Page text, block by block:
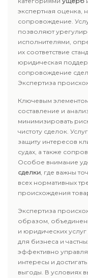
экспертная оценка,
сопровождение.
позволяют
исполнителями,
их соответствие
юридическая
сопровождение
Экспертиза
Ключевым
составление и
минимизировать
чистоту сделок.
защиту интересов
судах, а также
Особое внимание
сделки, где важны
всех нормативных
происхождения
Экспертиза
образом,
и юридических
для бизнеса и
эффективно
интересы и
выгоды. В условиях